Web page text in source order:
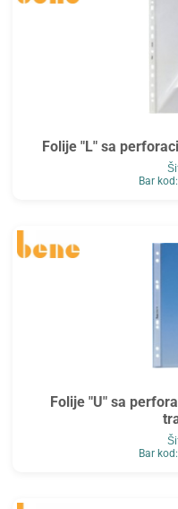
Folije "L" sa
Bar
Folije "U" sa
Bar